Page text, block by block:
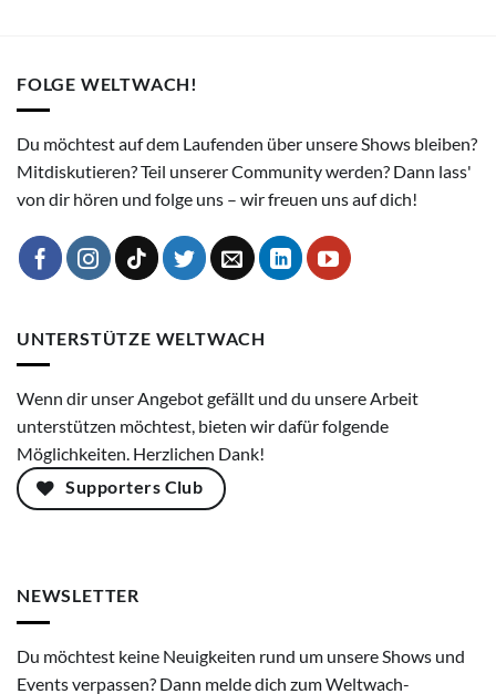
FOLGE WELTWACH!
Du möchtest auf dem Laufenden über unsere Shows bleiben?
Mitdiskutieren? Teil unserer Community werden? Dann lass'
von dir hören und folge uns – wir freuen uns auf dich!
UNTERSTÜTZE WELTWACH
Wenn dir unser Angebot gefällt und du unsere Arbeit
unterstützen möchtest, bieten wir dafür folgende
Möglichkeiten. Herzlichen Dank!
Supporters Club
NEWSLETTER
Du möchtest keine Neuigkeiten rund um unsere Shows und
Events verpassen? Dann melde dich zum Weltwach-